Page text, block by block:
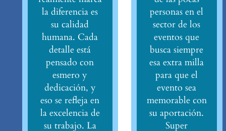
la diferencia es
su calidad
humana. Cada
detalle está
pensado con
esmero y
dedicación, y
eso se refleja en
la excelencia de
su trabajo. La
personas en el
sector de los
eventos que
busca siempre
esa extra milla
para que el
evento sea
memorable con
su aportación.
Super